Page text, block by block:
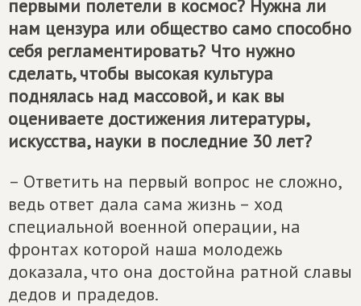
первыми полетели в космос? Нужна ли
нам цензура или общество само способно
себя регламентировать? Что нужно
сделать, чтобы высокая культура
поднялась над массовой, и как вы
оцениваете достижения литературы,
искусства, науки в последние 30 лет?
– Ответить на первый вопрос не сложно,
ведь ответ дала сама жизнь – ход
специальной военной операции, на
фронтах которой наша молодежь
доказала, что она достойна ратной славы
дедов и прадедов.